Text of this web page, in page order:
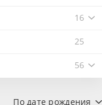
16
25
56
По дате рождения